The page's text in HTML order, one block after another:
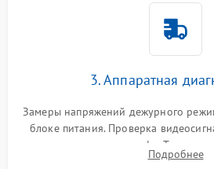
3. Аппаратная
Замеры напряжений дежурного
блоке питания. Проверка
помощью осциллографа.
светодиодных планокПодробнее